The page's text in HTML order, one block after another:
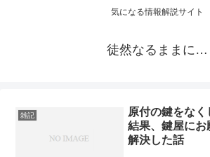
気になる情報解説サイト
徒然なるままに…
雑記
原付の鍵をな
結果、鍵屋に
解決した話